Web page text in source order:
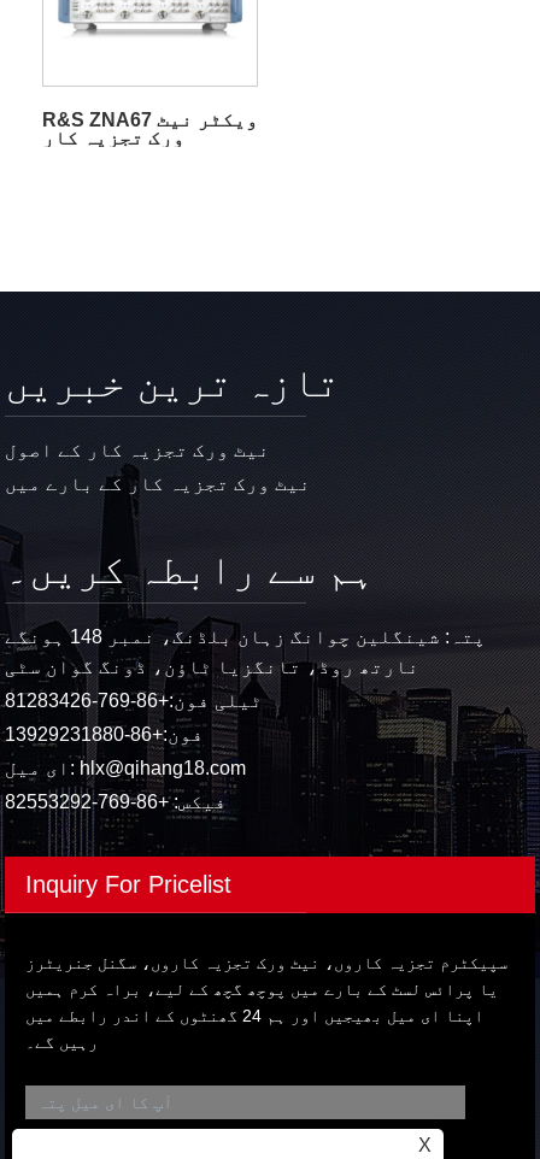
R&S ZNA67 ویکٹر نیٹ
ورک تجزیہ کار
تازہ ترین خبریں
نیٹ ورک تجزیہ کار کے اصول
نیٹ ورک تجزیہ کار کے بارے میں
ہم سے رابطہ کریں۔
پتہ: شینگلین چوانگ زہان بلڈنگ، نمبر 148 ہونگے
نارتھ روڈ، تانگزیا ٹاؤن، ڈونگ گوان سٹی
ٹیلی فون:+86-769-81283426
فون:+86-13929231880
ای میل: hlx@qihang18.com
فیکس: +86-769-82553292
Inquiry For Pricelist
سپیکٹرم تجزیہ کاروں، نیٹ ورک تجزیہ کاروں، سگنل جنریٹرز
یا پرائس لسٹ کے بارے میں پوچھ گچھ کے لیے، براہ کرم ہمیں
اپنا ای میل بھیجیں اور ہم 24 گھنٹوں کے اندر رابطے میں
رہیں گے۔
X